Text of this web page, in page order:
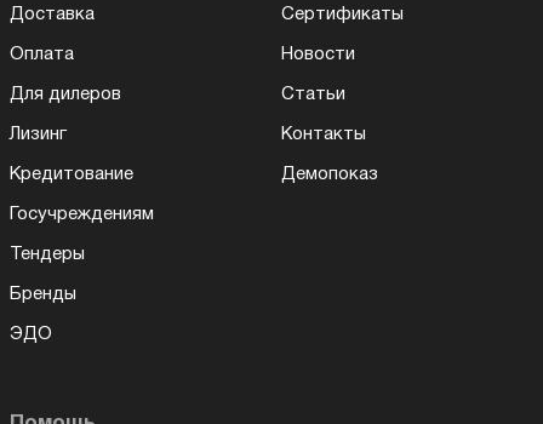
Доставка
Оплата
Для дилеров
Лизинг
Кредитование
Госучреждениям
Тендеры
Бренды
ЭДО
Сертификаты
Новости
Статьи
Контакты
Демопоказ